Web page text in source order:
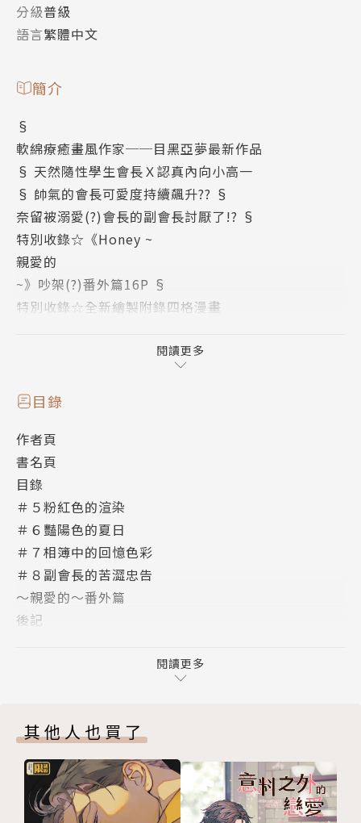
分級普級
語言繁體中文
簡介
§
軟綿療癒畫風作家──目黑亞夢最新作品
§ 天然隨性學生會長Ｘ認真內向小高一
§ 帥氣的會長可愛度持續飆升?? §
奈留被溺愛(?)會長的副會長討厭了!? §
特別收錄☆《Honey ~
親愛的
~》吵架(?)番外篇16P §
特別收錄☆全新繪製附錄四格漫畫
總是成熟得像個大人的會長，
突然進入了「撒嬌模式」!? 多虧會長給的建議，
讓奈留一步步融入校園生活。
辦期間
竟因為過度疲勞而病倒了。
在保健室內與奈留兩人獨處時，
竟向她提出了「留下來陪我」的撒嬌要求……!?
閱讀更多
目錄
作者頁
書名頁
目錄
＃５粉紅色的渲染
＃６豔陽色的夏日
＃７相簿中的回憶色彩
＃８副會長的苦澀忠告
～親愛的～番外篇
後記
閱讀更多
其他人也買了